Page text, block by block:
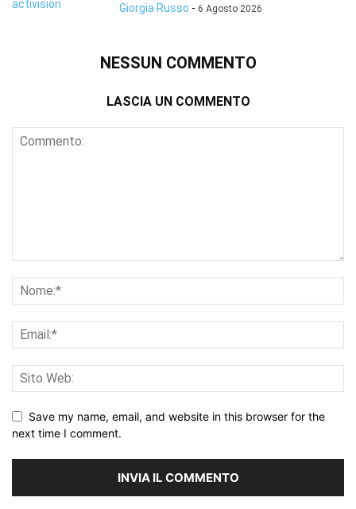
Giorgia Russo - 6 Agosto 2026
NESSUN COMMENTO
LASCIA UN COMMENTO
Save my name, email, and website in this browser for the
next time I comment.